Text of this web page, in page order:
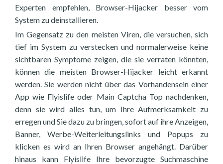
Experten empfehlen, Browser-Hijacker besser vom
System zu deinstallieren.
Im Gegensatz zu den meisten Viren, die versuchen, sich
tief im System zu verstecken und normalerweise keine
sichtbaren Symptome zeigen, die sie verraten könnten,
können die meisten Browser-Hijacker leicht erkannt
werden. Sie werden nicht über das Vorhandensein einer
App wie Flyislife oder Main Captcha Top nachdenken,
denn sie wird alles tun, um Ihre Aufmerksamkeit zu
erregen und Sie dazu zu bringen, sofort auf ihre Anzeigen,
Banner, Werbe-Weiterleitungslinks und Popups zu
klicken es wird an Ihren Browser angehängt. Darüber
hinaus kann Flyislife Ihre bevorzugte Suchmaschine